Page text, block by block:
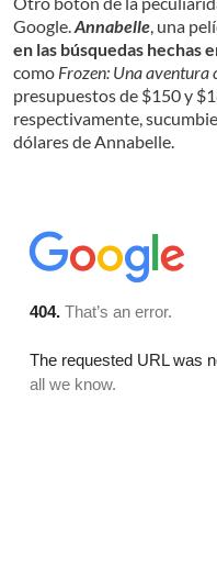
Google. Annabelle , una
en las búsquedas hechas
como Frozen: Una aventura
presupuestos de $150 y
respectivamente,
dólares de Annabelle.